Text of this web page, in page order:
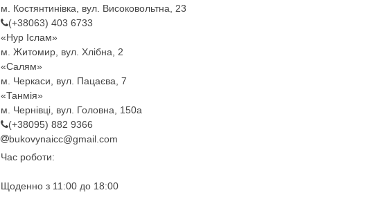
м. Костянтинівка, вул. Високовольтна, 23
(+38063) 403 6733
«Нур Іслам»
м. Житомир, вул. Хлібна, 2
«Салям»
м. Черкаси, вул. Пацаєва, 7
«Танмія»
м. Чернівці, вул. Головна, 150а
(+38095) 882 9366
bukovynaicc@gmail.com
Час роботи:
Щоденно з 11:00 до 18:00